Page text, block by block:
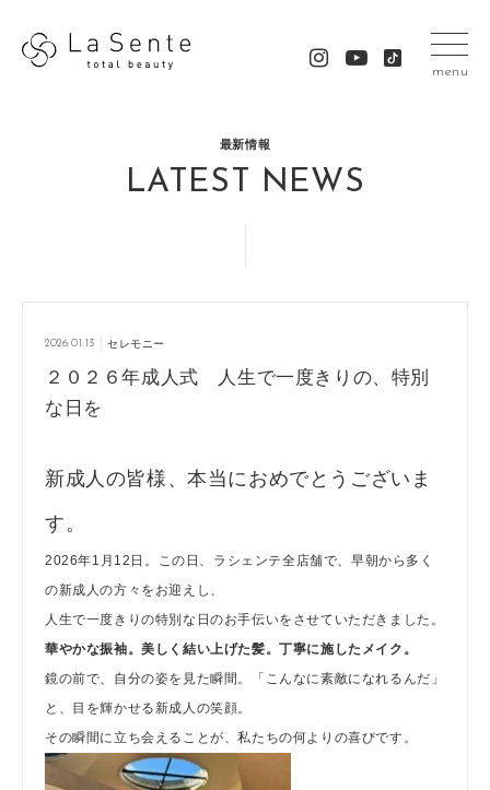
menu
最新情報
LATEST NEWS
2026.01.13 セレモニー
２０２６年成人式 人生で一度きりの、特別
な日を
新成人の皆様、本当におめでとうございま
す。
2026年1月12日。この日、ラシェンテ全店舗で、早朝から多く
の新成人の方々をお迎えし、
人生で一度きりの特別な日のお手伝いをさせていただきました。
華やかな振袖。美しく結い上げた髪。丁寧に施したメイク。
鏡の前で、自分の姿を見た瞬間。「こんなに素敵になれるんだ」
と、目を輝かせる新成人の笑顔。
その瞬間に立ち会えることが、私たちの何よりの喜びです。